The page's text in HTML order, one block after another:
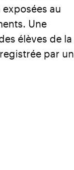
au
Une
élèves de la
par un